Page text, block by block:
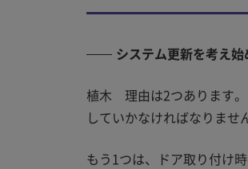
システム更新を考え始
植木 理由は2つあります。
していかなければなりま
もう1つは、ドア取り付け